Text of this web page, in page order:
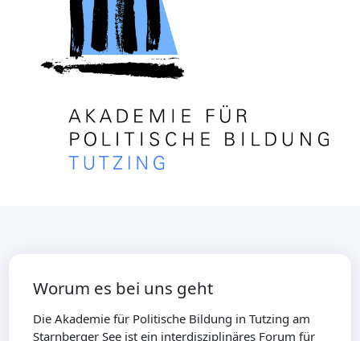
Worum es bei uns geht
Die Akademie für Politische Bildung in Tutzing am
Starnberger See ist ein interdisziplinäres Forum für